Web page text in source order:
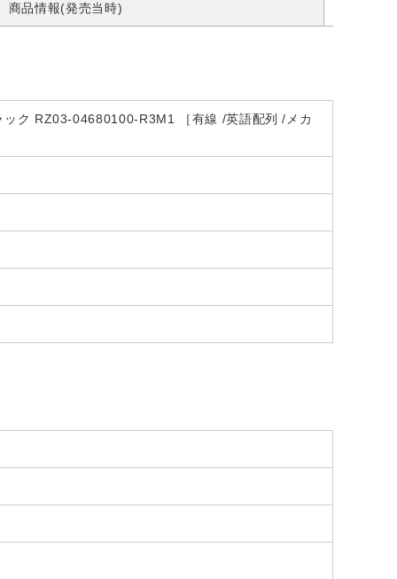
商品情報(発売当時)
ク RZ03-04680100-R3M1 ［有線 /英語配列 /メカ